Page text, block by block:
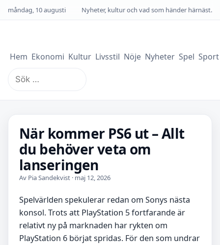
måndag, 10 augusti Nyheter, kultur och vad som händer härnäst.
Hem Ekonomi Kultur Livsstil Nöje Nyheter Spel Sport
Sök
efter:
När kommer PS6 ut – Allt
du behöver veta om
lanseringen
Av Pia Sandekvist · maj 12, 2026
Spelvärlden spekulerar redan om Sonys nästa
konsol. Trots att PlayStation 5 fortfarande är
relativt ny på marknaden har rykten om
PlayStation 6 börjat spridas. För den som undrar